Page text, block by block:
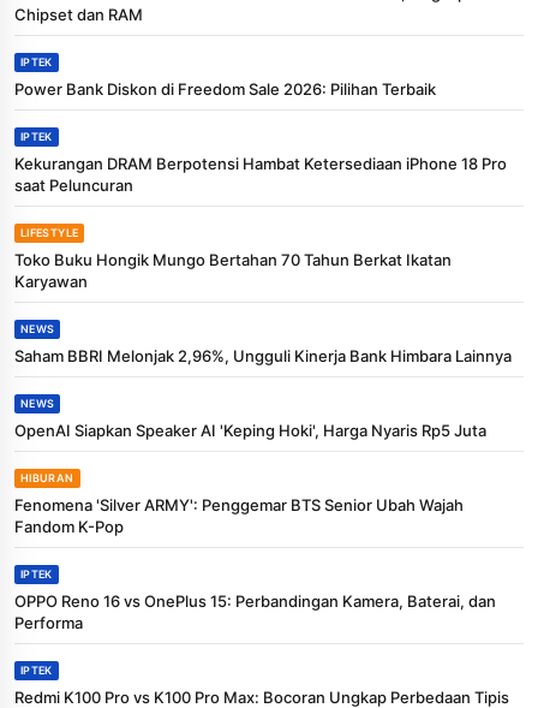
Chipset dan RAM
IPTEK
Power Bank Diskon di Freedom Sale 2026: Pilihan Terbaik
IPTEK
Kekurangan DRAM Berpotensi Hambat Ketersediaan iPhone 18 Pro
saat Peluncuran
LIFESTYLE
Toko Buku Hongik Mungo Bertahan 70 Tahun Berkat Ikatan
Karyawan
NEWS
Saham BBRI Melonjak 2,96%, Ungguli Kinerja Bank Himbara Lainnya
NEWS
OpenAI Siapkan Speaker AI 'Keping Hoki', Harga Nyaris Rp5 Juta
HIBURAN
Fenomena 'Silver ARMY': Penggemar BTS Senior Ubah Wajah
Fandom K-Pop
IPTEK
OPPO Reno 16 vs OnePlus 15: Perbandingan Kamera, Baterai, dan
Performa
IPTEK
Redmi K100 Pro vs K100 Pro Max: Bocoran Ungkap Perbedaan Tipis